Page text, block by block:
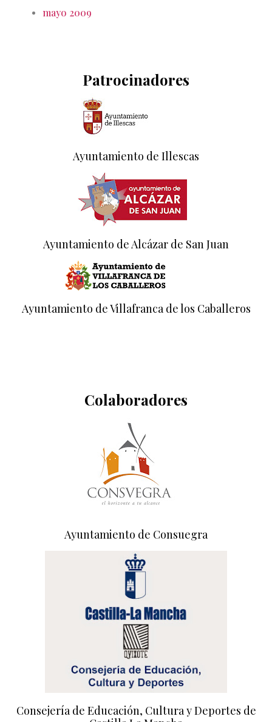
mayo 2009
Patrocinadores
Ayuntamiento de Illescas
Ayuntamiento de Alcázar de San Juan
Ayuntamiento de Villafranca de los Caballeros
Colaboradores
Ayuntamiento de Consuegra
Consejería de Educación, Cultura y Deportes de